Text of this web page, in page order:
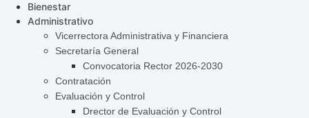
Bienestar
Administrativo
Vicerrectora Administrativa y Financiera
Secretaría General
Convocatoria Rector 2026-2030
Contratación
Evaluación y Control
Drector de Evaluación y Control